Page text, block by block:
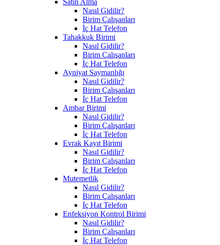
Nasıl Gidilir?
Birim Çalışanları
İç Hat Telefon
Tahakkuk Birimi
Nasıl Gidilir?
Birim Çalışanları
İç Hat Telefon
Ayniyat Saymanlığı
Nasıl Gidilir?
Birim Çalışanları
İç Hat Telefon
Ambar Birimi
Nasıl Gidilir?
Birim Çalışanları
İç Hat Telefon
Evrak Kayıt Birimi
Nasıl Gidilir?
Birim Çalışanları
İç Hat Telefon
Mutemetlik
Nasıl Gidilir?
Birim Çalışanları
İç Hat Telefon
Enfeksiyon Kontrol Birimi
Nasıl Gidilir?
Birim Çalışanları
İç Hat Telefon